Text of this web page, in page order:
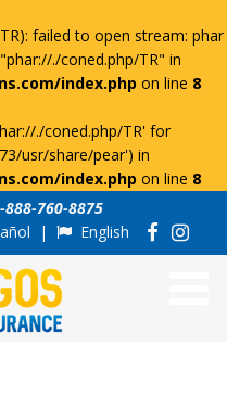
failed to open stream: phar
./coned.php/TR" in
index.php on line 8
./coned.php/TR' for
usr/share/pear') in
index.php on line 8
888-760-8875
| English